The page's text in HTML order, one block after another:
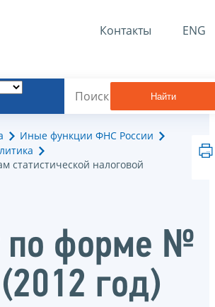
Контакты ENG
Найти
Иные функции ФНС России
статистической налоговой
по форме №
год)